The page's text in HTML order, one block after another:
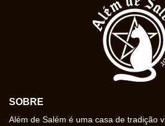
SOBRE
Além de Salém é uma casa de tradição